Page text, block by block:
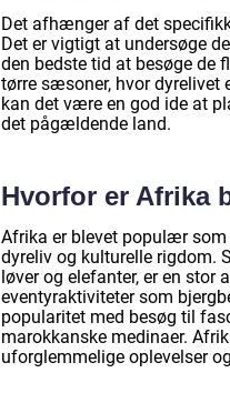
Det afhænger af det
Det er vigtigt at undersøge
den bedste tid at besøge de
tørre sæsoner, hvor dyrelivet
kan det være en god ide at
det pågældende land.
Hvorfor er Afrika
Afrika er blevet populær
dyreliv og kulturelle rigdom.
løver og elefanter, er en
eventyraktiviteter som
popularitet med besøg til
marokkanske medinaer.
uforglemmelige oplevelser